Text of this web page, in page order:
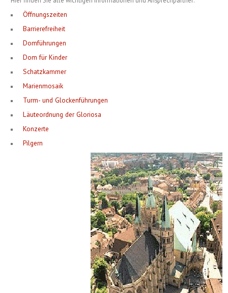
Öffnungszeiten
Barrierefreiheit
Domführungen
Dom für Kinder
Schatzkammer
Marienmosaik
Turm- und Glockenführungen
Läuteordnung der Gloriosa
Konzerte
Pilgern